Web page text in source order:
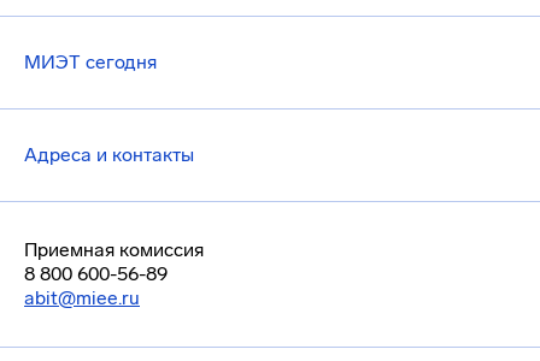
МИЭТ сегодня
Адреса и контакты
Приемная комиссия
8 800 600-56-89
abit@miee.ru